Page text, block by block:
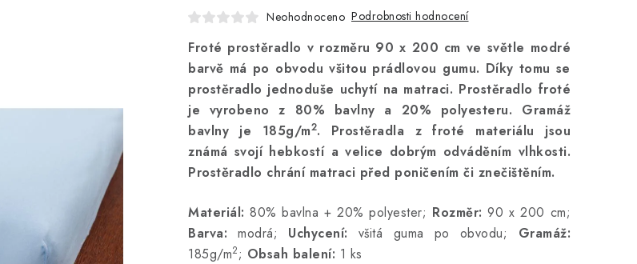
Neohodnoceno Podrobnosti hodnocení
Froté prostěradlo v rozměru 90 x 200 cm ve světle modré
barvě má po obvodu všitou prádlovou gumu. Díky tomu se
prostěradlo jednoduše uchytí na matraci. Prostěradlo froté
je vyrobeno z 80% bavlny a 20% polyesteru. Gramáž
bavlny je 185g/m2. Prostěradla z froté materiálu jsou
známá svojí hebkostí a velice dobrým odváděním vlhkosti.
Prostěradlo chrání matraci před poničením či znečištěním.
Materiál: 80% bavlna + 20% polyester; Rozměr: 90 x 200 cm;
Barva: modrá; Uchycení: všitá guma po obvodu; Gramáž:
185g/m2; Obsah balení: 1 ks